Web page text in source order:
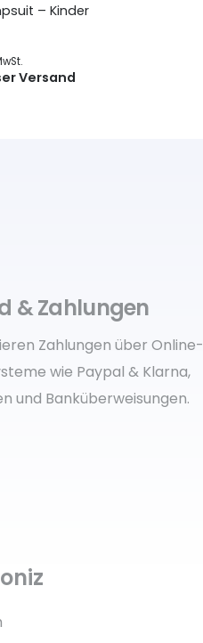
– Kinder
Versand
& Zahlungen
Zahlungen über Online-
wie Paypal & Klarna,
und Banküberweisungen.